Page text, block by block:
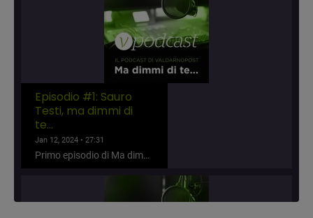
Episodio #1: Sauro
Testi, ma dimmi di
te...
Jan 12, 2024 • 27:31
Primo episodio di Ma dimmi di te... Ospite Sauro Testi che racconta aneddoti, storie e vicende che hanno segnato la sua vita.